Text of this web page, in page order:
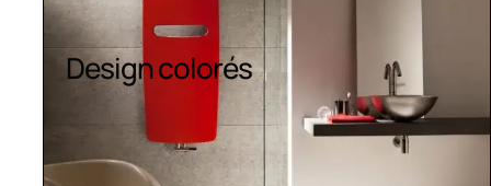
Design colorés